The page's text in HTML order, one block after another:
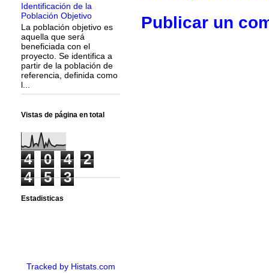
Publicar un
Identificación de la
Población Objetivo
La población objetivo es
aquella que será
beneficiada con el
proyecto. Se identifica a
partir de la población de
referencia, definida como
l...
Vistas de página en total
4 0 4
2
4
5 3
Estadisticas
Tracked by Histats.com